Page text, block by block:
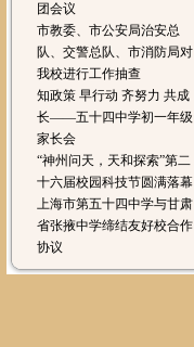
团会议
市教委、市公安局治安总
队、交警总队、市消防局对
我校进行工作抽查
知政策 早行动 齐努力 共成
长——五十四中学初一年级
家长会
“神州问天，天和探索”第二
十六届校园科技节圆满落幕
上海市第五十四中学与甘肃
省张掖中学缔结友好校合作
协议